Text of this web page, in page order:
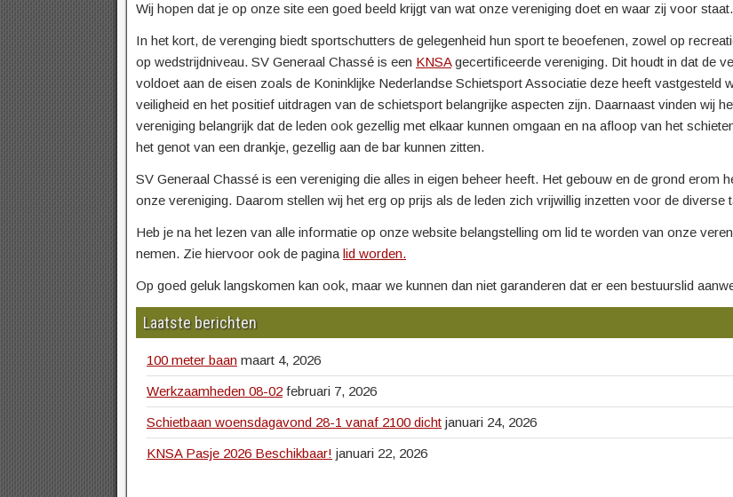
Wij hopen dat je op onze site een goed beeld krijgt van wat onze vereniging doet en waar zij voor staat.
In het kort, de verenging biedt sportschutters de gelegenheid hun sport te beoefenen, zowel op
op wedstrijdniveau. SV Generaal Chassé is een KNSAgecertificeerde vereniging. Dit houdt in dat de
voldoet aan de eisen zoals de Koninklijke Nederlandse Schietsport Associatie deze heeft vastgesteld
veiligheid en het positief uitdragen van de schietsport belangrijke aspecten zijn. Daarnaast vinden wij
vereniging belangrijk dat de leden ook gezellig met elkaar kunnen omgaan en na afloop van het
het genot van een drankje, gezellig aan de bar kunnen zitten.
SV Generaal Chassé is een vereniging die alles in eigen beheer heeft. Het gebouw en de grond erom
onze vereniging. Daarom stellen wij het erg op prijs als de leden zich vrijwillig inzetten voor de diverse
Heb je na het lezen van alle informatie op onze website belangstelling om lid te worden van onze
nemen. Zie hiervoor ook de pagina lid worden.
Op goed geluk langskomen kan ook, maar we kunnen dan niet garanderen dat er een bestuurslid
Laatste berichten
100 meter baan maart 4, 2026
Werkzaamheden 08-02 februari 7, 2026
Schietbaan woensdagavond 28-1 vanaf 2100 dicht januari 24, 2026
KNSA Pasje 2026 Beschikbaar! januari 22, 2026